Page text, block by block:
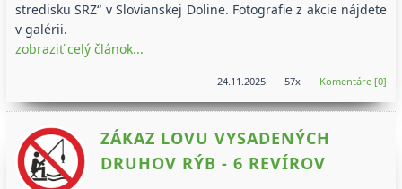
stredisku SRZ“ v Slovianskej Doline. Fotografie z akcie nájdete
v galérii.
zobraziť celý článok...
24.11.2025 57x Komentáre [0]
ZÁKAZ LOVU VYSADENÝCH
DRUHOV RÝB - 6 REVÍROV